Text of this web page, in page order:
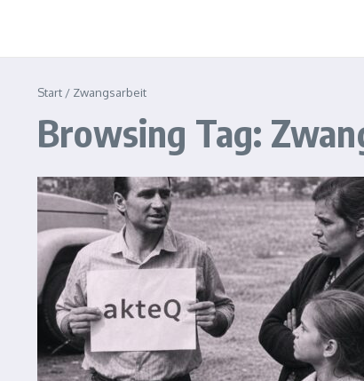
Start / Zwangsarbeit
Browsing Tag: